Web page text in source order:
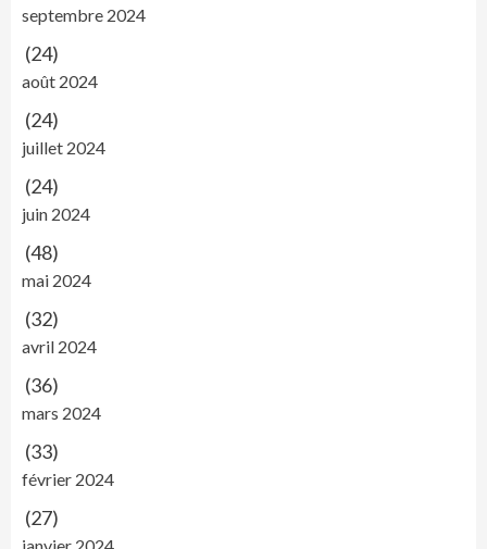
septembre 2024
(24)
août 2024
(24)
juillet 2024
(24)
juin 2024
(48)
mai 2024
(32)
avril 2024
(36)
mars 2024
(33)
février 2024
(27)